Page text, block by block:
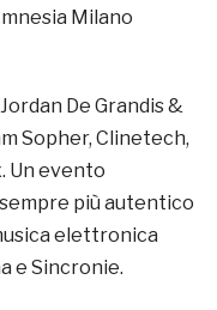
Milano
De Grandis &
Sopher, Clinetech,
Un evento
più autentico
elettronica
e Sincronie.